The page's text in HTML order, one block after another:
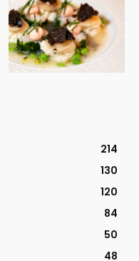
214
130
120
84
50
48